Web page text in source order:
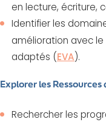
en lecture, écriture,
Identifier les
amélioration avec le
adaptés (EVA).
Explorer les
Rechercher les